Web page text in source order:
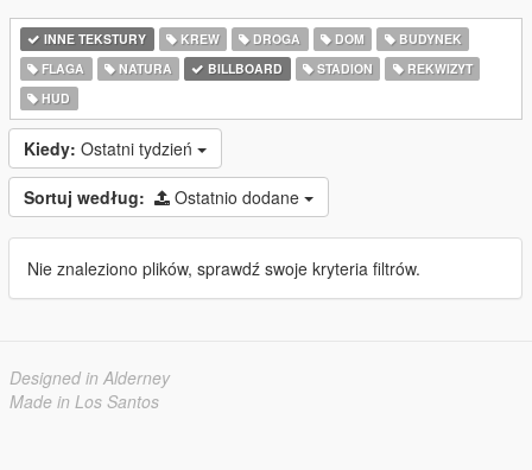
INNE TEKSTURY KREW DROGA DOM
BUDYNEK
FLAGA
NATURA BILLBOARD STADION
REKWIZYT
HUD
Kiedy: Ostatni tydzień
Sortuj według: Ostatnio dodane
Nie znaleziono plików, sprawdź swoje kryteria filtrów.
Designed in Alderney
Made in Los Santos